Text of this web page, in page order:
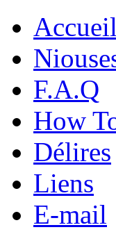
Accueil
F.A.Q
How
Délires
Liens
E-mail